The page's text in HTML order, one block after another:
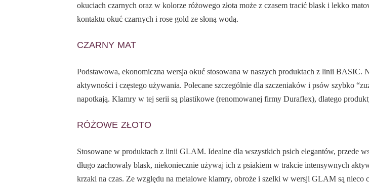
okuciach czarnych oraz w kolorze różowego złota może z czasem tracić blask i lekko
kontaktu okuć czarnych i rose gold ze słoną wodą.
CZARNY MAT
Podstawowa, ekonomiczna wersja okuć stosowana w naszych produktach z linii BASIC.
aktywności i częstego używania. Polecane szczególnie dla szczeniaków i psów szybko
napotkają. Klamry w tej serii są plastikowe (renomowanej firmy Duraflex), dlatego
RÓŻOWE ZŁOTO
Stosowane w produktach z linii GLAM. Idealne dla wszystkich psich elegantów, przede
długo zachowały blask, niekoniecznie używaj ich z psiakiem w trakcie intensywnych
krzaki na czas. Ze względu na metalowe klamry, obroże i szelki w wersji GLAM są